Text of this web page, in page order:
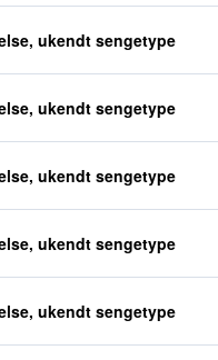
ukendt sengetype
ukendt sengetype
ukendt sengetype
ukendt sengetype
ukendt sengetype